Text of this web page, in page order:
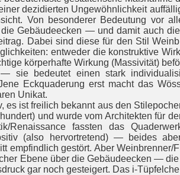
dezidierten Ungewöhnlichkeit
Von besonderer Bedeutung vor
Gebäudeecken — und damit auch
Dabei sind diese für den Stil
entweder die konstruktive
körperhafte Wirkung (Massivität)
— sie bedeutet einen stark
Eckquaderung erst macht das
Unikat.
ist freilich bekannt aus den
und wurde vom Architekten für
Renaissance fassten das
(also hervortretend) — beides
empfindlich gestört. Aber
Ebene über die Gebäudeecken —
gar noch gesteigert. Das i-